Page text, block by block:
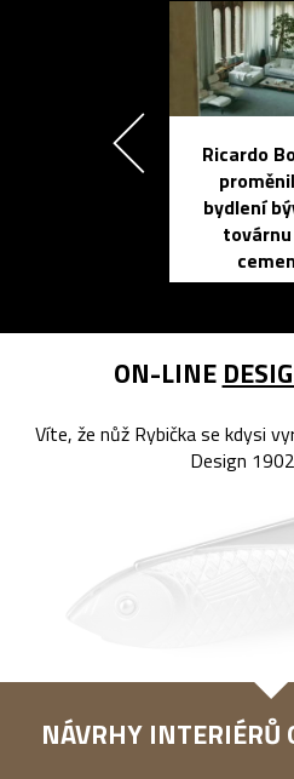
Ricardo
bydlení
ON-LINE
Víte, že nůž Rybička se kdysi
Design
NÁVRHY INTERIÉRŮ